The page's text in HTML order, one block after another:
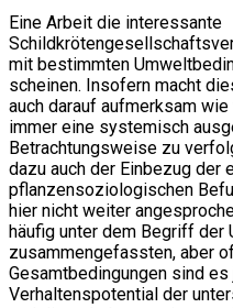
Eine Arbeit die interessante
mit bestimmten
scheinen. Insofern macht
auch darauf aufmerksam
immer eine systemisch
Betrachtungsweise zu
dazu auch der Einbezug der
pflanzensoziologischen
hier nicht weiter
häufig unter dem Begriff der
zusammengefassten, aber
Gesamtbedingungen sind
Verhaltenspotential der